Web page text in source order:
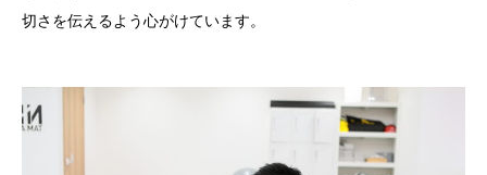
切さを伝えるよう心がけています。